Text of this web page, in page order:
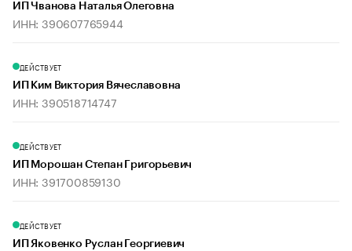
ИП Чванова Наталья Олеговна
ИНН: 390607765944
ДЕЙСТВУЕТ
ИП Ким Виктория Вячеславовна
ИНН: 390518714747
ДЕЙСТВУЕТ
ИП Морошан Степан Григорьевич
ИНН: 391700859130
ДЕЙСТВУЕТ
ИП Яковенко Руслан Георгиевич